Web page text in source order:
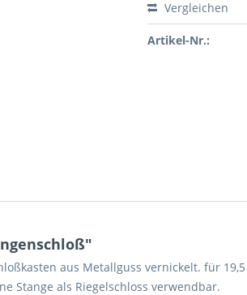
Vergleichen
Artikel-Nr.:
aus Metallguss vernickelt. für
Stange als Riegelschloss verwendbar.